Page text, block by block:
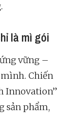
là mì gói
vững –
Chiến
Innovation”
sản phẩm,